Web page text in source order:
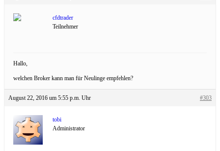
cfdtrader
Teilnehmer
Hallo,
welchen Broker kann man für Neulinge empfehlen?
August 22, 2016 um 5:55 p.m. Uhr #303
tobi
Administrator